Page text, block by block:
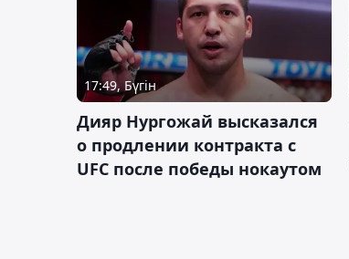
17:49, Бүгін
Дияр Нургожай высказался
о продлении контракта с
UFC после победы нокаутом